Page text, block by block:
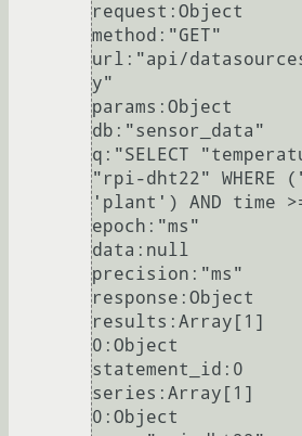
request:Object
method:"GET"
url:"api/
y"
params:Object
db:"sensor_data"
q:"SELECT
"rpi-dht22" WHERE
'plant') AND time
epoch:"ms"
data:null
precision:"ms"
response:Object
results:Array[1]
0:Object
statement_id:0
series:Array[1]
0:Object